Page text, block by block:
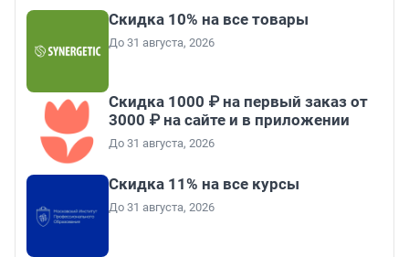
Скидка 10% на все товары
До 31 августа, 2026
Скидка 1000 ₽ на первый заказ от
3000 ₽ на сайте и в приложении
До 31 августа, 2026
Скидка 11% на все курсы
До 31 августа, 2026